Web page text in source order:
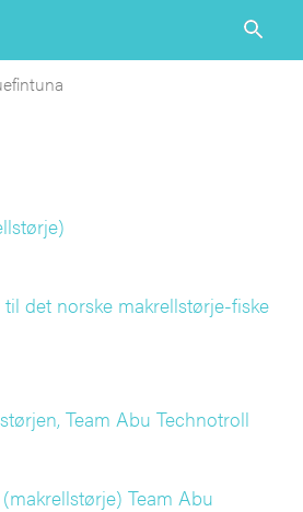
det norske makrellstørje-fiske
Team Abu Technotroll
Team Abu